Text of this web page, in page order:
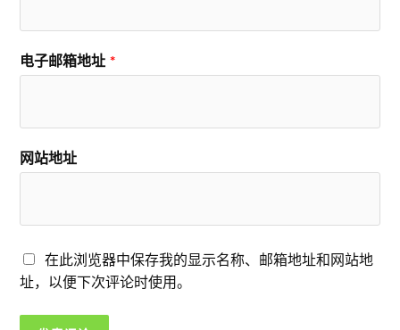
电子邮箱地址 *
网站地址
在此浏览器中保存我的显示名称、邮箱地址和网站地
址，以便下次评论时使用。